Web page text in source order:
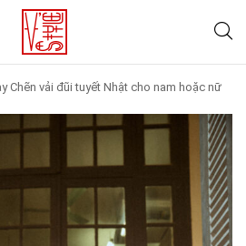
Chẽn vải đũi tuyết Nhật cho nam hoặc nữ